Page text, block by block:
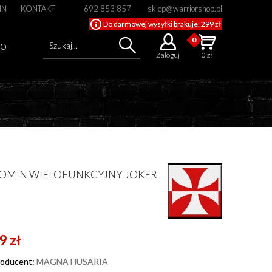
Szukaj...
Zaloguj
Do darmowej wysyłki brakuje: 299 zł
0
0 zł
692 853 857 sklep@warriorshop.pl
KONTAKT
WIELOFUNKCYJNY JOKER
zł
MAGNA HUSARIA